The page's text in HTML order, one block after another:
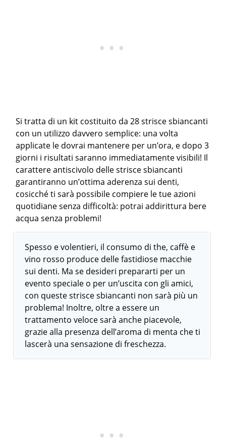
Si tratta di un kit costituito da 28 strisce sbiancanti
con un utilizzo davvero semplice: una volta
applicate le dovrai mantenere per un’ora, e dopo 3
giorni i risultati saranno immediatamente visibili! Il
carattere antiscivolo delle strisce sbiancanti
garantiranno un’ottima aderenza sui denti,
cosicché ti sarà possibile compiere le tue azioni
quotidiane senza difficoltà: potrai addirittura bere
acqua senza problemi!
Spesso e volentieri, il consumo di the, caffè e
vino rosso produce delle fastidiose macchie
sui denti. Ma se desideri prepararti per un
evento speciale o per un’uscita con gli amici,
con queste strisce sbiancanti non sarà più un
problema! Inoltre, oltre a essere un
trattamento veloce sarà anche piacevole,
grazie alla presenza dell’aroma di menta che ti
lascerà una sensazione di freschezza.